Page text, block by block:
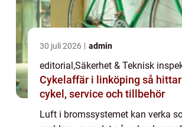
30 juli 2026 admin
editorial,Säkerhet & Teknisk
Cykelaffär i linköping så hittar du rätt
cykel, service och tillbehör
Luft i bromssystemet kan verka